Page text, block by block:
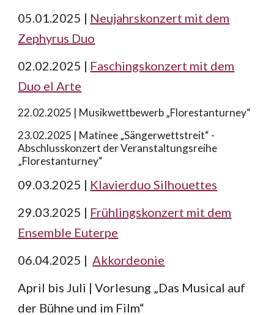
05.01.2025 | Neujahrskonzert mit dem
Zephyrus Duo
02.02.2025 | Faschingskonzert mit dem
Duo el Arte
22.02.2025 | Musikwettbewerb „Florestanturney“
23.02.2025 | Matinee „Sängerwettstreit“ -
Abschlusskonzert der Veranstaltungsreihe
„Florestanturney“
09.03.2025 | Klavierduo Silhouettes
29.03.2025 | Frühlingskonzert mit dem
Ensemble Euterpe
06.04.2025 |Akkordeonie
April bis Juli | Vorlesung „Das Musical auf
der Bühne und im Film“